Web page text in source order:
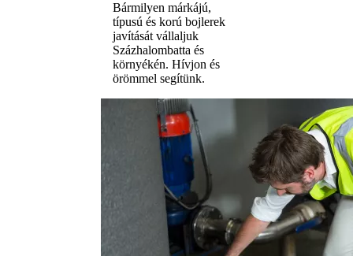
Bármilyen márkájú,
típusú és korú bojlerek
javítását vállaljuk
Százhalombatta és
környékén. Hívjon és
örömmel segítünk.